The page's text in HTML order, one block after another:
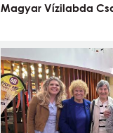
Magyar Vízilabda